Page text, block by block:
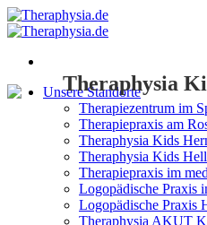
Zum
Inhalt
Unsere Standorte
Therapiezentrum im
Therapiepraxis am
Theraphysia Kids
Theraphysia Kids
Therapiepraxis im
Logopädische Praxis
Logopädische Praxis
Theraphysia AKUT
Theraphysia